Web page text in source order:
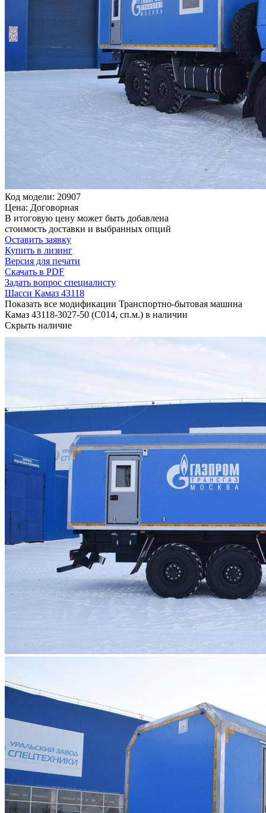
Код модели: 20907
Цена: Договорная
В итоговую цену может быть добавлена
стоимость доставки и выбранных опций
Оставить заявку
Купить в лизинг
Версия для печати
Скачать в PDF
Задать вопрос специалисту
Шасси Камаз 43118
Показать все модификации Транспортно-бытовая машина
Камаз 43118-3027-50 (С014, сп.м.) в наличии
Скрыть наличие